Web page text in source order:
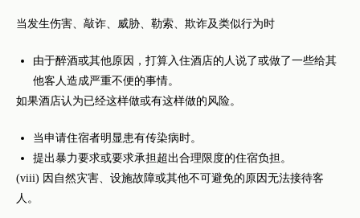
当发生伤害、敲诈、威胁、勒索、欺诈及类似行为时
由于醉酒或其他原因，打算入住酒店的人说了或做了一些给其
他客人造成严重不便的事情。
如果酒店认为已经这样做或有这样做的风险。
当申请住宿者明显患有传染病时。
提出暴力要求或要求承担超出合理限度的住宿负担。
(viii) 因自然灾害、设施故障或其他不可避免的原因无法接待客
人。